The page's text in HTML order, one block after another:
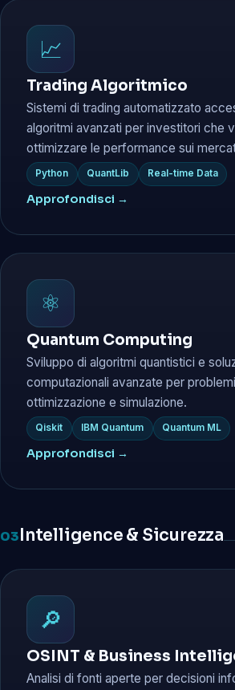
📈
Trading Algoritmico
Sistemi di trading automatizzato
algoritmi avanzati per investitori che
ottimizzare le performance sui
Python QuantLib Real-time Data
Approfondisci →
⚛️
Quantum Computing
Sviluppo di algoritmi quantistici e
computazionali avanzate per
ottimizzazione e simulazione.
Qiskit IBM Quantum Quantum ML
Approfondisci →
03Intelligence & Sicurezza
🔎
OSINT & Business
Analisi di fonti aperte per decisioni